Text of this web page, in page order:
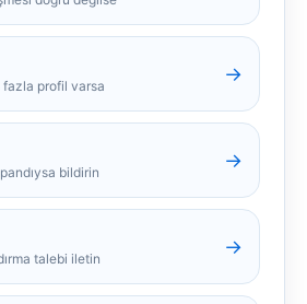
fazla profil varsa
→
bildirin
→
talebi iletin
→